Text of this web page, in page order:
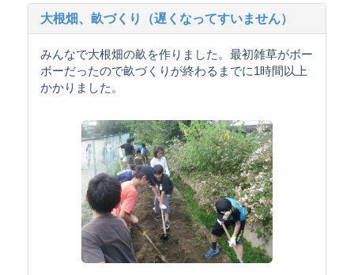
大根畑、畝づくり（遅くなってすいません）
みんなで大根畑の畝を作りました。最初雑草がボー
ボーだったので畝づくりが終わるまでに1時間以上
かかりました。